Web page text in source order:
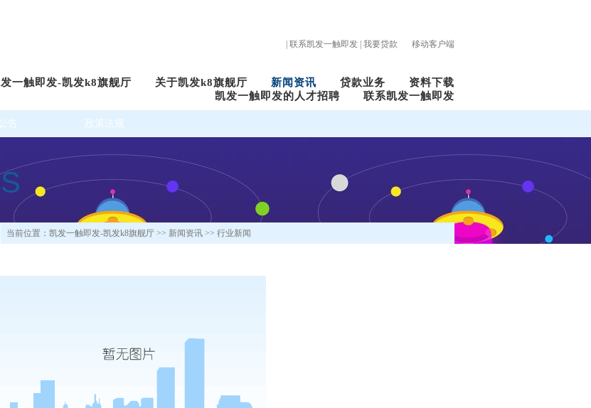
移动客户端
联系凯发一触即发 我要贷款
一触即发-凯发k8旗舰厅 关于凯发k8旗舰厅 新闻资讯 贷款业务
资料下载
凯发一触即发的人才招聘
联系凯发一触即发
告 政策法规
当前位置： 凯发一触即发-凯发k8旗舰厅 >> 新闻资讯 >> 行业新闻